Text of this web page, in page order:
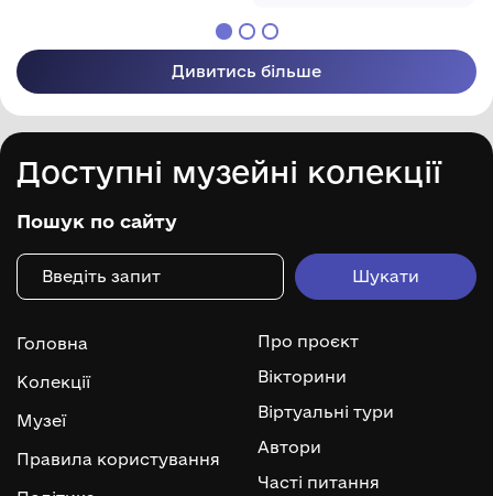
Дивитись більше
Доступні музейні колекції
Пошук по сайту
Головна
Колекції
Музеї
Правила користування
Про проєкт
Вікторини
Віртуальні тури
Автори
Часті питання